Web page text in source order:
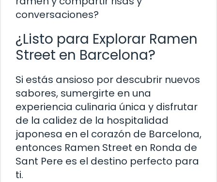
conversaciones?
¿Listo para Explorar Ramen
Street en Barcelona?
Si estás ansioso por descubrir nuevos
sabores, sumergirte en una
experiencia culinaria única y disfrutar
de la calidez de la hospitalidad
japonesa en el corazón de Barcelona,
entonces Ramen Street en Ronda de
Sant Pere es el destino perfecto para
ti.